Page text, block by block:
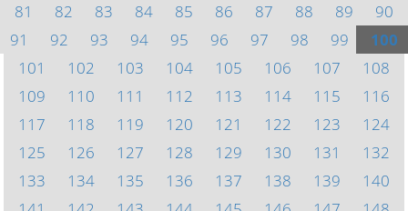
81
82 83 84 85 86 87 88 89
90
91
92 93 94 95 96 97 98 99
100
101
102 103 104 105 106 107
108
109
110 111 112 113 114 115
116
117
118 119 120 121 122 123
124
125
126 127 128 129 130 131
132
133
134 135 136 137 138 139
140